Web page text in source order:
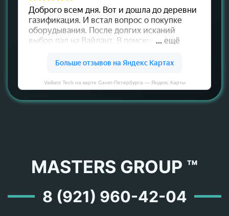
Vaillant Tech на карте Санкт‑Петербурга — Яндекс Карты
MASTERS GROUP ™
8 (921) 960-42-04